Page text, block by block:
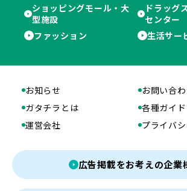
ショッピングモール・大
型施設
ドラッグ
センター
ファッション
生活サー
お知らせ
お問い合
ガタチラとは
各種ガイ
運営会社
プライバ
広告掲載をお考えの企業